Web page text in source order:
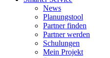
News
Planungstool
Partner finden
Partner werden
Schulungen
Mein Projekt